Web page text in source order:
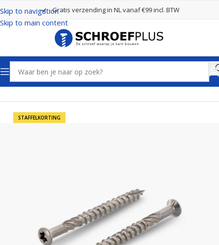
Skip to navigation
Skip to main content
Gratis verzending in NL vanaf €99 incl. BTW
Home Schroeven Vlonderschroeven
STAFFELKORTING